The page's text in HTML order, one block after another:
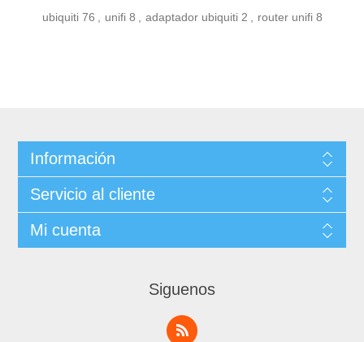
ubiquiti 76 , unifi 8 , adaptador ubiquiti 2 , router unifi 8
Información
Servicio al cliente
Mi cuenta
Siguenos